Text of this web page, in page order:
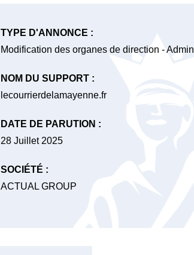
TYPE D'ANNONCE :
Modification des organes de direction -
NOM DU SUPPORT :
lecourrierdelamayenne.fr
DATE DE PARUTION :
28 Juillet 2025
SOCIÉTÉ :
ACTUAL GROUP